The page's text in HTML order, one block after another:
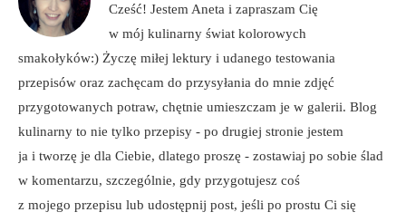
Cześć! Jestem Aneta i zapraszam Cię
w mój kulinarny świat kolorowych
smakołyków:) Życzę miłej lektury i udanego testowania
przepisów oraz zachęcam do przysyłania do mnie zdjęć
przygotowanych potraw, chętnie umieszczam je w galerii. Blog
kulinarny to nie tylko przepisy - po drugiej stronie jestem
ja i tworzę je dla Ciebie, dlatego proszę - zostawiaj po sobie ślad
w komentarzu, szczególnie, gdy przygotujesz coś
z mojego przepisu lub udostępnij post, jeśli po prostu Ci się